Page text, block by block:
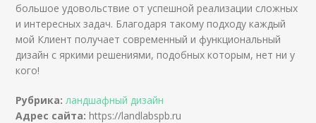
большое удовольствие от успешной реализации сложных
и интересных задач. Благодаря такому подходу каждый
мой Клиент получает современный и функциональный
дизайн с яркими решениями, подобных которым, нет ни у
кого!
Рубрика: ландшафный дизайн
Адрес сайта: https://landlabspb.ru